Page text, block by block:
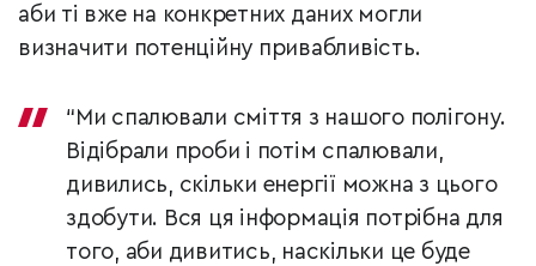
аби ті вже на конкретних даних могли
визначити потенційну привабливість.
“Ми спалювали сміття з нашого полігону.
Відібрали проби і потім спалювали,
дивились, скільки енергії можна з цього
здобути. Вся ця інформація потрібна для
того, аби дивитись, наскільки це буде